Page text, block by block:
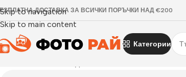
Skip to navigation
Skip to main content
ДОСТАВКА ЗА ВСИЧКИ ПОРЪЧКИ НАД €200
Категории